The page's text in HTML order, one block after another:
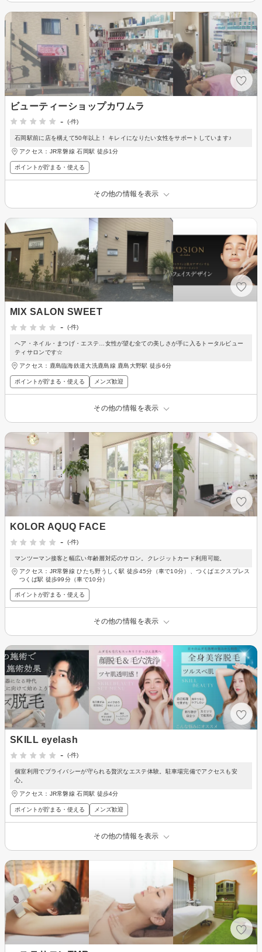
ビューティーショップカワムラ
-
(-件)
石岡駅前に店を構えて50年以上！ キレイになりたい女性をサポートしています♪
アクセス：JR常磐線 石岡駅 徒歩1分
ポイントが貯まる・使える
その他の情報を表示
MIX SALON SWEET
-
(-件)
ヘア・ネイル・まつげ・エステ…女性が望む全ての美しさが手に入るトータルビュー
ティサロンです☆
アクセス：鹿島臨海鉄道大洗鹿島線 鹿島大野駅 徒歩6分
ポイントが貯まる・使える メンズ歓迎
その他の情報を表示
KOLOR AQUQ FACE
-
(-件)
マンツーマン接客と幅広い年齢層対応のサロン。クレジットカード利用可能。
アクセス：JR常磐線 ひたち野うしく駅 徒歩45分（車で10分）、つくばエクスプレス
つくば駅 徒歩99分（車で10分）
ポイントが貯まる・使える
その他の情報を表示
SKILL eyelash
-
(-件)
個室利用でプライバシーが守られる贅沢なエステ体験。駐車場完備でアクセスも安
心。
アクセス：JR常磐線 石岡駅 徒歩4分
ポイントが貯まる・使える メンズ歓迎
その他の情報を表示